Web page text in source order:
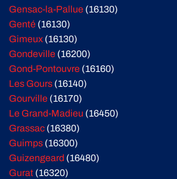
Gensac-la-Pallue (16130)
Genté (16130)
Gimeux (16130)
Gondeville (16200)
Gond-Pontouvre (16160)
Les Gours (16140)
Gourville (16170)
Le Grand-Madieu (16450)
Grassac (16380)
Guimps (16300)
Guizengeard (16480)
Gurat (16320)